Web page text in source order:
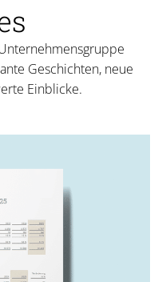
Geschichten, neue
Einblicke.